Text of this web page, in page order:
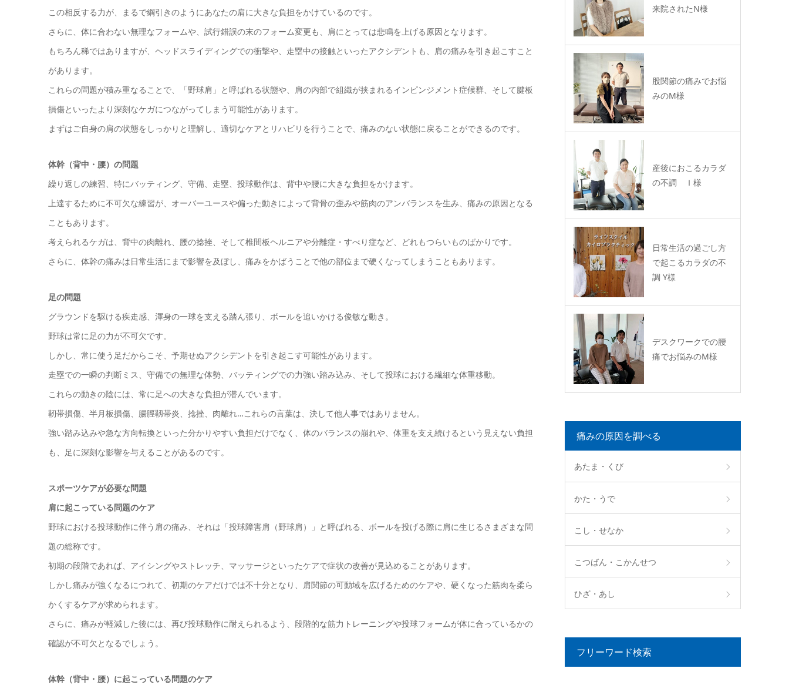
この相反する力が、まるで綱引きのようにあなたの肩に大きな負担をかけているのです。
さらに、体に合わない無理なフォームや、試行錯誤の末のフォーム変更も、肩にとっては悲鳴を上げる原因となります。
もちろん稀ではありますが、ヘッドスライディングでの衝撃や、走塁中の接触といったアクシデントも、肩の痛みを引き起こすこと
があります。
これらの問題が積み重なることで、「野球肩」と呼ばれる状態や、肩の内部で組織が挟まれるインピンジメント症候群、そして腱板
損傷といったより深刻なケガにつながってしまう可能性があります。
まずはご自身の肩の状態をしっかりと理解し、適切なケアとリハビリを行うことで、痛みのない状態に戻ることができるのです。
体幹（背中・腰）の問題
繰り返しの練習、特にバッティング、守備、走塁、投球動作は、背中や腰に大きな負担をかけます。
上達するために不可欠な練習が、オーバーユースや偏った動きによって背骨の歪みや筋肉のアンバランスを生み、痛みの原因となる
こともあります。
考えられるケガは、背中の肉離れ、腰の捻挫、そして椎間板ヘルニアや分離症・すべり症など、どれもつらいものばかりです。
さらに、体幹の痛みは日常生活にまで影響を及ぼし、痛みをかばうことで他の部位まで硬くなってしまうこともあります。
足の問題
グラウンドを駆ける疾走感、渾身の一球を支える踏ん張り、ボールを追いかける俊敏な動き。
野球は常に足の力が不可欠です。
しかし、常に使う足だからこそ、予期せぬアクシデントを引き起こす可能性があります。
走塁での一瞬の判断ミス、守備での無理な体勢、バッティングでの力強い踏み込み、そして投球における繊細な体重移動。
これらの動きの陰には、常に足への大きな負担が潜んでいます。
靭帯損傷、半月板損傷、腸脛靱帯炎、捻挫、肉離れ…これらの言葉は、決して他人事ではありません。
強い踏み込みや急な方向転換といった分かりやすい負担だけでなく、体のバランスの崩れや、体重を支え続けるという見えない負担
も、足に深刻な影響を与えることがあるのです。
スポーツケアが必要な問題
肩に起こっている問題のケア
野球における投球動作に伴う肩の痛み、それは「投球障害肩（野球肩）」と呼ばれる、ボールを投げる際に肩に生じるさまざまな問
題の総称です。
初期の段階であれば、アイシングやストレッチ、マッサージといったケアで症状の改善が見込めることがあります。
しかし痛みが強くなるにつれて、初期のケアだけでは不十分となり、肩関節の可動域を広げるためのケアや、硬くなった筋肉を柔ら
かくするケアが求められます。
さらに、痛みが軽減した後には、再び投球動作に耐えられるよう、段階的な筋力トレーニングや投球フォームが体に合っているかの
確認が不可欠となるでしょう。
体幹（背中・腰）に起こっている問題のケア
来院されたN様
股関節の痛みでお悩
みのM様
産後におこるカラダ
の不調 Ｉ様
日常生活の過ごし方
で起こるカラダの不
調 Y様
デスクワークでの腰
痛でお悩みのM様
痛みの原因を調べる
あたま・くび
かた・うで
こし・せなか
こつばん・こかんせつ
ひざ・あし
フリーワード検索